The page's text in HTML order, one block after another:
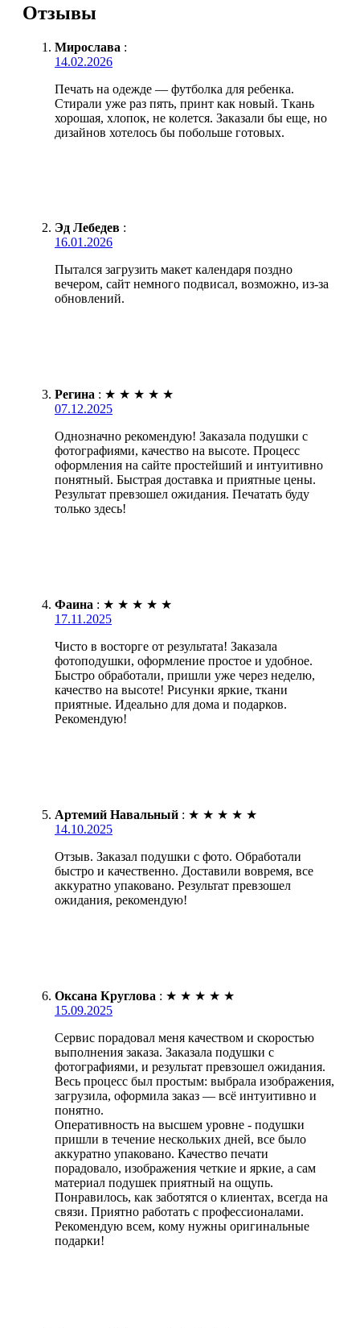
Отзывы
Мирослава :
14.02.2026
Печать на одежде — футболка для ребенка.
Стирали уже раз пять, принт как новый. Ткань
хорошая, хлопок, не колется. Заказали бы еще, но
дизайнов хотелось бы побольше готовых.
Эд Лебедев :
16.01.2026
Пытался загрузить макет календаря поздно
вечером, сайт немного подвисал, возможно, из-за
обновлений.
Регина : ★ ★ ★ ★ ★
07.12.2025
Однозначно рекомендую! Заказала подушки с
фотографиями, качество на высоте. Процесс
оформления на сайте простейший и интуитивно
понятный. Быстрая доставка и приятные цены.
Результат превзошел ожидания. Печатать буду
только здесь!
Фаина : ★ ★ ★ ★ ★
17.11.2025
Чисто в восторге от результата! Заказала
фотоподушки, оформление простое и удобное.
Быстро обработали, пришли уже через неделю,
качество на высоте! Рисунки яркие, ткани
приятные. Идеально для дома и подарков.
Рекомендую!
Артемий Навальный : ★ ★ ★ ★ ★
14.10.2025
Отзыв. Заказал подушки с фото. Обработали
быстро и качественно. Доставили вовремя, все
аккуратно упаковано. Результат превзошел
ожидания, рекомендую!
Оксана Круглова : ★ ★ ★ ★ ★
15.09.2025
Сервис порадовал меня качеством и скоростью
выполнения заказа. Заказала подушки с
фотографиями, и результат превзошел ожидания.
Весь процесс был простым: выбрала изображения,
загрузила, оформила заказ — всё интуитивно и
понятно.
Оперативность на высшем уровне - подушки
пришли в течение нескольких дней, все было
аккуратно упаковано. Качество печати
порадовало, изображения четкие и яркие, а сам
материал подушек приятный на ощупь.
Понравилось, как заботятся о клиентах, всегда на
связи. Приятно работать с профессионалами.
Рекомендую всем, кому нужны оригинальные
подарки!